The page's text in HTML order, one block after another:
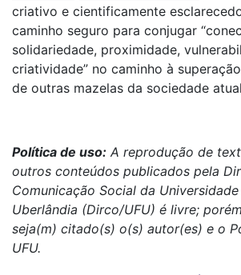
criativo e cientificamente
caminho seguro para conjugar
solidariedade, proximidade,
criatividade” no caminho à
de outras mazelas da sociedade
Política de uso: A reprodução de
outros conteúdos publicados pela
Comunicação Social da
Uberlândia (Dirco/UFU) é livre;
seja(m) citado(s) o(s) autor(es) e o
UFU.